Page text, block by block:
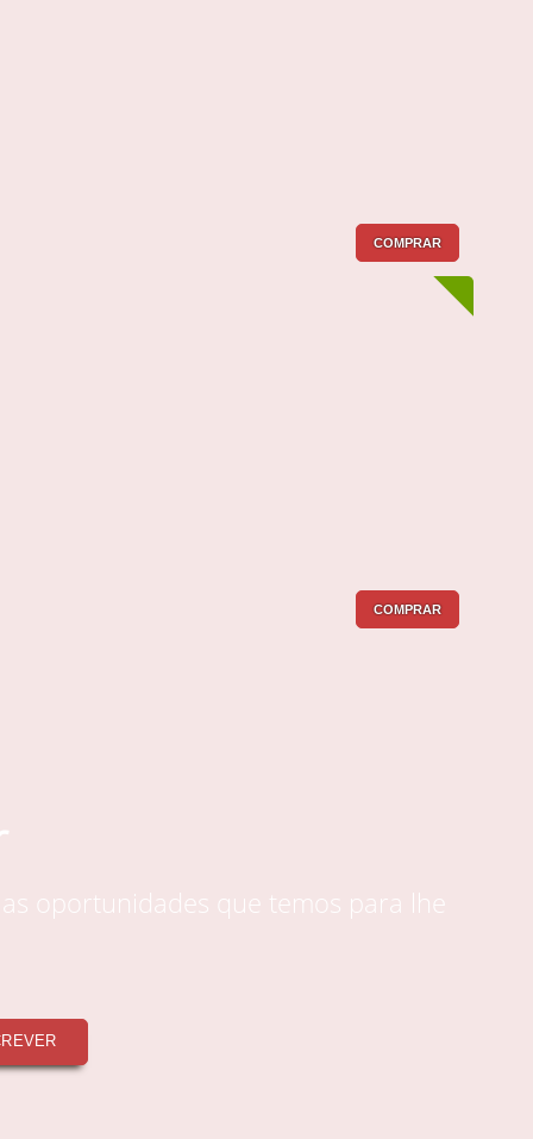
COMPRAR
COMPRAR
oportunidades que temos para lhe